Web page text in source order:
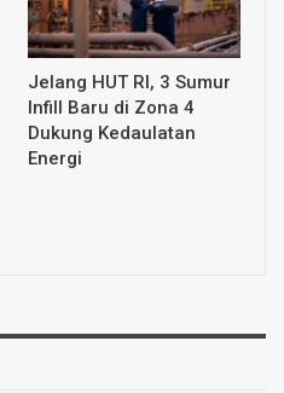
Jelang HUT RI, 3 Sumur
Infill Baru di Zona 4
Dukung Kedaulatan
Energi